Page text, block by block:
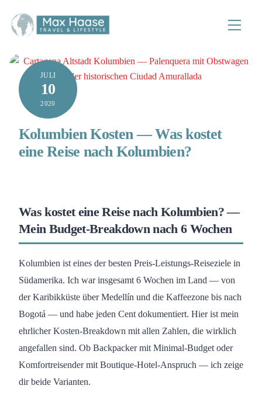
Inhalt
springen
JULI
10
2020
Kolumbien Kosten — Was kostet
eine Reise nach Kolumbien?
Was kostet eine Reise nach Kolumbien? —
Mein Budget-Breakdown nach 6 Wochen
Kolumbien ist eines der besten Preis-Leistungs-Reiseziele in
Südamerika. Ich war insgesamt 6 Wochen im Land — von
der Karibikküste über Medellín und die Kaffeezone bis nach
Bogotá — und habe jeden Cent dokumentiert. Hier ist mein
ehrlicher Kosten-Breakdown mit allen Zahlen, die wirklich
angefallen sind. Ob Backpacker mit Minimal-Budget oder
Komfortreisender mit Boutique-Hotel-Anspruch — ich zeige
dir beide Varianten.